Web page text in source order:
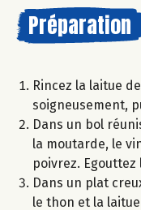
Préparation
Rincez la laitue
soigneusement,
Dans un bol
la moutarde, le
poivrez.
Dans un plat
le thon et la